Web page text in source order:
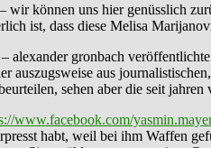
uns hier genüsslich zurück
ist, dass diese Melisa
– alexander gronbach
auszugsweise aus
sehen aber die seit
www.facebook.com/
habt, weil bei ihm Waffen